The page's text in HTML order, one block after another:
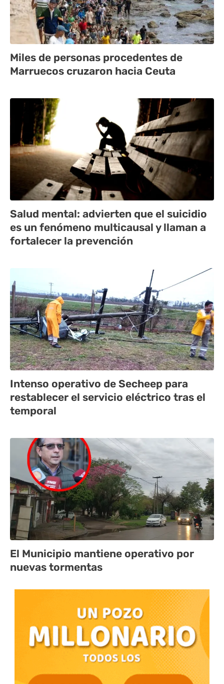
Miles de personas procedentes de
Marruecos cruzaron hacia Ceuta
Salud mental: advierten que el suicidio
es un fenómeno multicausal y llaman a
fortalecer la prevención
Intenso operativo de Secheep para
restablecer el servicio eléctrico tras el
temporal
El Municipio mantiene operativo por
nuevas tormentas